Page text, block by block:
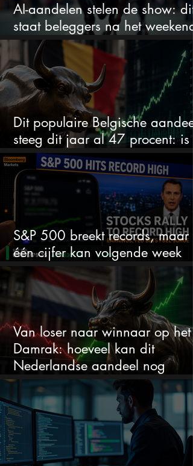
AI-aandelen stelen de show: dit
staat beleggers na het weekend
te wachten
Dit populaire Belgische aandeel
steeg dit jaar al 47 procent: is
ruimte voor meer?
S&P 500 breekt records, maar
één cijfer kan volgende week
alles veranderen
Van loser naar winnaar op het
Damrak: hoeveel kan dit
Nederlandse aandeel nog
stijgen?